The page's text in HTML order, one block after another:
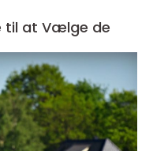
til at Vælge de